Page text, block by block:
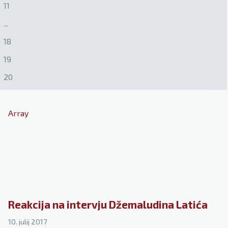
11
...
18
19
20
Array
Reakcija na intervju Džemaludina Latića
10. julij 2017